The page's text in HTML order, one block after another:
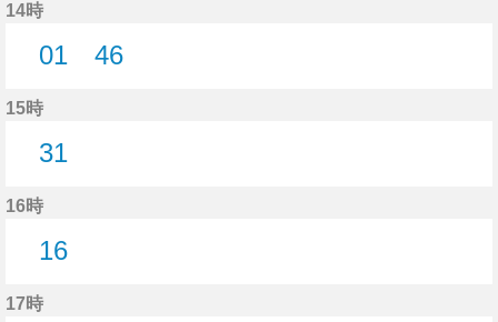
14時
01
46
15時
31
16時
16
17時